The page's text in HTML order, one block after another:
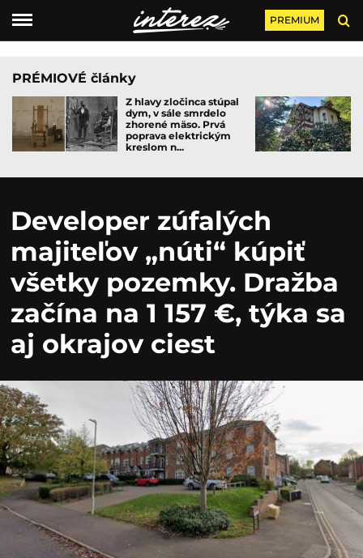
PREMIUM
PRÉMIOVÉ články
Z hlavy zločinca stúpal
dym, v sále smrdelo
zhorené mäso. Prvá
poprava elektrickým
kreslom n...
Developer zúfalých
majiteľov „núti“ kúpiť
všetky pozemky. Dražba
začína na 1 157 €, týka sa
aj okrajov ciest